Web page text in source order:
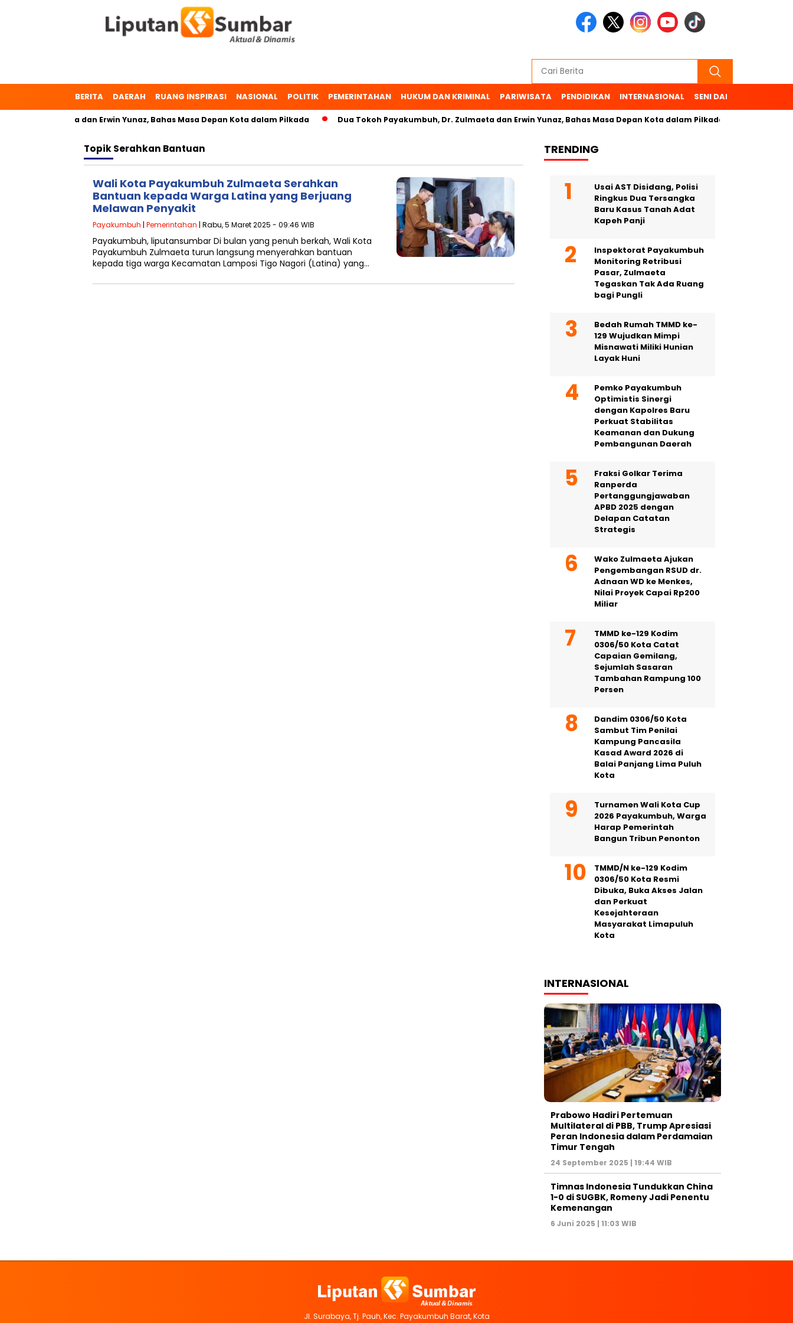
BERITA DAERAH RUANG INSPIRASI NASIONAL POLITIK PEMERINTAHAN HUKUM DAN KRIMINAL PARIWISATA PENDIDIKAN INTERNASIONAL SENI DAN BUDAYA
Dr. Zulmaeta dan Erwin Yunaz, Bahas Masa Depan Kota dalam Pilkada Dua Tokoh Payakumbuh, Dr. Zulmaeta dan Erwin Yunaz, Bahas Masa Depan Kota dalam Pilkada
TopikSerahkan Bantuan
Wali Kota Payakumbuh Zulmaeta Serahkan
Bantuan kepada Warga Latina yang Berjuang
Melawan Penyakit
Payakumbuh | Pemerintahan | Rabu, 5 Maret 2025 - 09:46 WIB
Payakumbuh, liputansumbar Di bulan yang penuh berkah, Wali Kota
Payakumbuh Zulmaeta turun langsung menyerahkan bantuan
kepada tiga warga Kecamatan Lamposi Tigo Nagori (Latina) yang…
TRENDING
Usai AST Disidang, Polisi
Ringkus Dua Tersangka
Baru Kasus Tanah Adat
Kapeh Panji
Inspektorat Payakumbuh
Monitoring Retribusi
Pasar, Zulmaeta
Tegaskan Tak Ada Ruang
bagi Pungli
Bedah Rumah TMMD ke-
129 Wujudkan Mimpi
Misnawati Miliki Hunian
Layak Huni
Pemko Payakumbuh
Optimistis Sinergi
dengan Kapolres Baru
Perkuat Stabilitas
Keamanan dan Dukung
Pembangunan Daerah
Fraksi Golkar Terima
Ranperda
Pertanggungjawaban
APBD 2025 dengan
Delapan Catatan
Strategis
Wako Zulmaeta Ajukan
Pengembangan RSUD dr.
Adnaan WD ke Menkes,
Nilai Proyek Capai Rp200
Miliar
TMMD ke-129 Kodim
0306/50 Kota Catat
Capaian Gemilang,
Sejumlah Sasaran
Tambahan Rampung 100
Persen
Dandim 0306/50 Kota
Sambut Tim Penilai
Kampung Pancasila
Kasad Award 2026 di
Balai Panjang Lima Puluh
Kota
Turnamen Wali Kota Cup
2026 Payakumbuh, Warga
Harap Pemerintah
Bangun Tribun Penonton
TMMD/N ke-129 Kodim
0306/50 Kota Resmi
Dibuka, Buka Akses Jalan
dan Perkuat
Kesejahteraan
Masyarakat Limapuluh
Kota
INTERNASIONAL
Prabowo Hadiri Pertemuan
Multilateral di PBB, Trump Apresiasi
Peran Indonesia dalam Perdamaian
Timur Tengah
24 September 2025 | 19:44 WIB
Timnas Indonesia Tundukkan China
1-0 di SUGBK, Romeny Jadi Penentu
Kemenangan
6 Juni 2025 | 11:03 WIB
Jl. Surabaya, Tj. Pauh, Kec. Payakumbuh Barat, Kota